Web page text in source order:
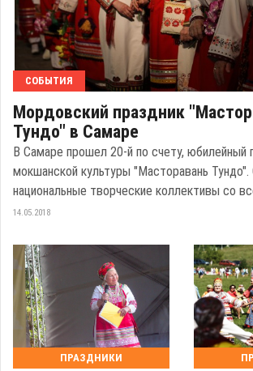
СОБЫТИЯ
Мордовский праздник
Тундо" в Самаре
В Самаре прошел 20-й по счету, юбилейный
мокшанской культуры "Масторавань Тундо".
национальные творческие коллективы со
14.05.2018
ПРАЗДНИКИ